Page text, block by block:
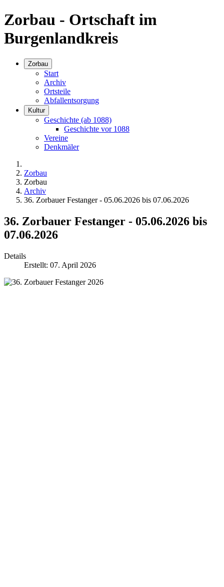
Zorbau - Ortschaft im
Burgenlandkreis
Zorbau
Start
Archiv
Ortsteile
Abfallentsorgung
Kultur
Geschichte (ab 1088)
Geschichte vor 1088
Vereine
Denkmäler
Zorbau
Zorbau
Archiv
36. Zorbauer Festanger - 05.06.2026 bis 07.06.2026
36. Zorbauer Festanger - 05.06.2026 bis
07.06.2026
Details
Erstellt: 07. April 2026